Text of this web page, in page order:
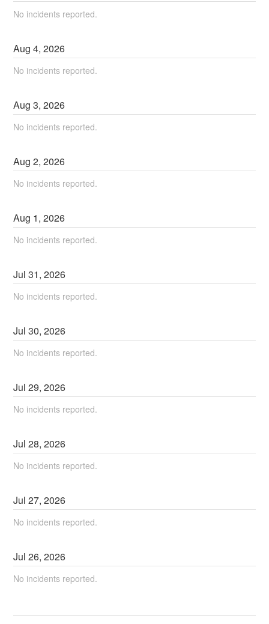
No incidents reported.
Aug4,2026
No incidents reported.
Aug3,2026
No incidents reported.
Aug2,2026
No incidents reported.
Aug 1,2026
No incidents reported.
Jul31,2026
No incidents reported.
Jul30,2026
No incidents reported.
Jul29,2026
No incidents reported.
Jul28,2026
No incidents reported.
Jul27,2026
No incidents reported.
Jul26,2026
No incidents reported.